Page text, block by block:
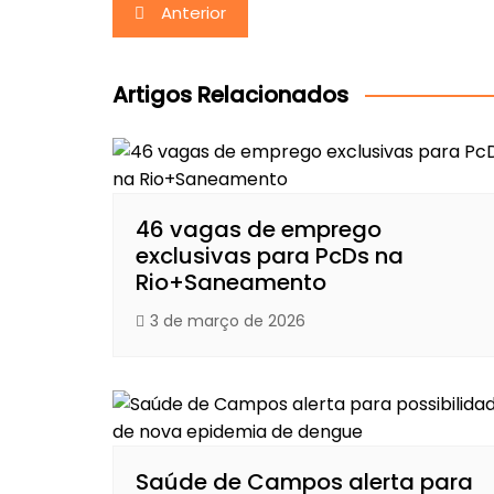
de
Post
Anterior
Artigos Relacionados
46 vagas de emprego
exclusivas para PcDs na
Rio+Saneamento
3 de março de 2026
Saúde de Campos alerta para